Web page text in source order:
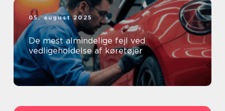
05. august 2025
De mest almindelige fejl ved
vedligeholdelse af køretøjer